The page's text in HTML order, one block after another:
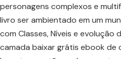
personagens complexos e
livro ser ambientado em um
com Classes, Níveis e evolução
camada baixar grátis ebook de